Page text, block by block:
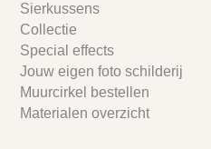
Sierkussens
Collectie
Special effects
Jouw eigen foto schilderij
Muurcirkel bestellen
Materialen overzicht